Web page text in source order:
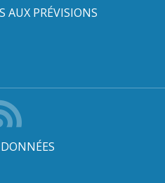
AUX PRÉVISIONS